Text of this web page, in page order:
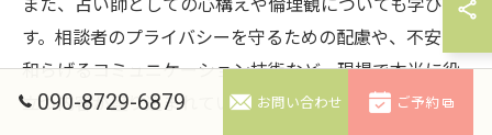
また、占い師としての心構えや倫理観についても学びま
す。相談者のプライバシーを守るための配慮や、不安を
和らげるコミュニケーション技術など、現場で本当に役
立つ内容が盛り込まれています。
090-8729-6879 お問い合わせ ご予約